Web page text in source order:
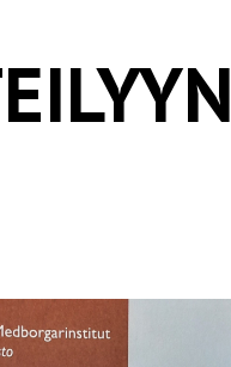
Kirjavinkkejä